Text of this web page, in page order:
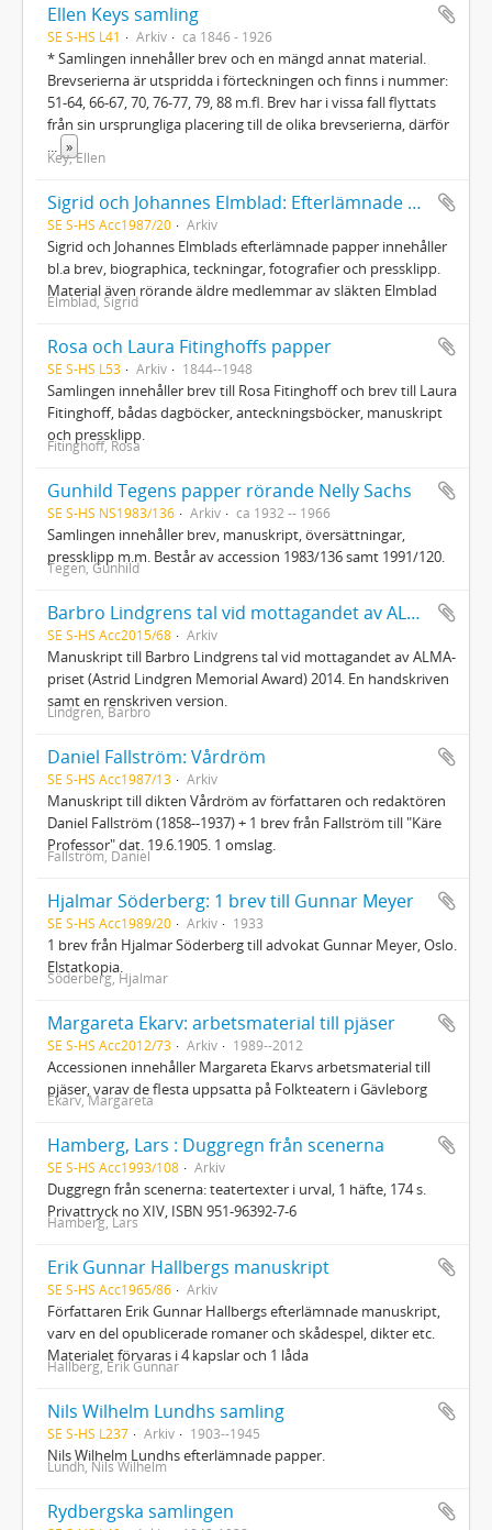
Ellen Keys samling
SE S-HS L41 Arkiv ca 1846 - 1926
* Samlingen innehåller brev och en mängd annat material.
Brevserierna är utspridda i förteckningen och finns i nummer:
51-64, 66-67, 70, 76-77, 79, 88 m.fl. Brev har i vissa fall flyttats
från sin ursprungliga placering till de olika brevserierna, därför
»
Key, Ellen
Sigrid och Johannes Elmblad: Efterlämnade papper
SE S-HS Acc1987/20 Arkiv
Sigrid och Johannes Elmblads efterlämnade papper innehåller
bl.a brev, biographica, teckningar, fotografier och pressklipp.
Material även rörande äldre medlemmar av släkten Elmblad
Elmblad, Sigrid
Rosa och Laura Fitinghoffs papper
SE S-HS L53 Arkiv 1844--1948
Samlingen innehåller brev till Rosa Fitinghoff och brev till Laura
Fitinghoff, bådas dagböcker, anteckningsböcker, manuskript
och pressklipp.
Fitinghoff, Rosa
Gunhild Tegens papper rörande Nelly Sachs
SE S-HS NS1983/136 Arkiv ca 1932 -- 1966
Samlingen innehåller brev, manuskript, översättningar,
pressklipp m.m. Består av accession 1983/136 samt 1991/120.
Tegen, Gunhild
Barbro Lindgrens tal vid mottagandet av ALMA-priset
SE S-HS Acc2015/68 Arkiv
Manuskript till Barbro Lindgrens tal vid mottagandet av ALMA-
priset (Astrid Lindgren Memorial Award) 2014. En handskriven
samt en renskriven version.
Lindgren, Barbro
Daniel Fallström: Vårdröm
SE S-HS Acc1987/13 Arkiv
Manuskript till dikten Vårdröm av författaren och redaktören
Daniel Fallström (1858--1937) + 1 brev från Fallström till "Käre
Professor" dat. 19.6.1905. 1 omslag.
Fallström, Daniel
Hjalmar Söderberg: 1 brev till Gunnar Meyer
SE S-HS Acc1989/20 Arkiv 1933
1 brev från Hjalmar Söderberg till advokat Gunnar Meyer, Oslo.
Elstatkopia.
Söderberg, Hjalmar
Margareta Ekarv: arbetsmaterial till pjäser
SE S-HS Acc2012/73 Arkiv 1989--2012
Accessionen innehåller Margareta Ekarvs arbetsmaterial till
pjäser, varav de flesta uppsatta på Folkteatern i Gävleborg
Ekarv, Margareta
Hamberg, Lars : Duggregn från scenerna
SE S-HS Acc1993/108 Arkiv
Duggregn från scenerna: teatertexter i urval, 1 häfte, 174 s.
Privattryck no XIV, ISBN 951-96392-7-6
Hamberg, Lars
Erik Gunnar Hallbergs manuskript
SE S-HS Acc1965/86 Arkiv
Författaren Erik Gunnar Hallbergs efterlämnade manuskript,
varv en del opublicerade romaner och skådespel, dikter etc.
Materialet förvaras i 4 kapslar och 1 låda
Hallberg, Erik Gunnar
Nils Wilhelm Lundhs samling
SE S-HS L237 Arkiv 1903--1945
Nils Wilhelm Lundhs efterlämnade papper.
Lundh, Nils Wilhelm
Rydbergska samlingen